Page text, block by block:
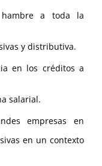
a toda la
y distributiva.
en los créditos a
salarial.
empresas en
en un contexto